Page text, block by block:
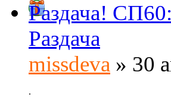
Раздача!
Раздача
missdeva » 30
.